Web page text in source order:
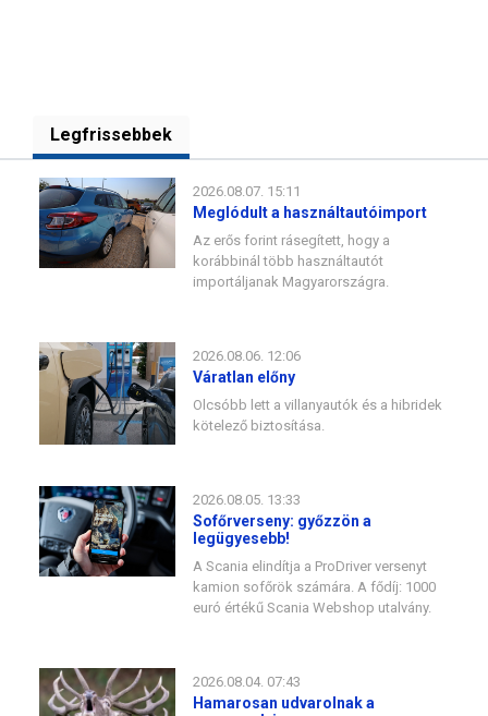
Legfrissebbek
2026.08.07. 15:11
Meglódult a használtautóimport
Az erős forint rásegített, hogy a
korábbinál több használtautót
importáljanak Magyarországra.
2026.08.06. 12:06
Váratlan előny
Olcsóbb lett a villanyautók és a hibridek
kötelező biztosítása.
2026.08.05. 13:33
Sofőrverseny: győzzön a
legügyesebb!
A Scania elindítja a ProDriver versenyt
kamion sofőrök számára. A fődíj: 1000
euró értékű Scania Webshop utalvány.
2026.08.04. 07:43
Hamarosan udvarolnak a